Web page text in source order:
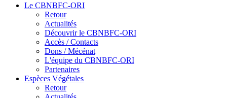
Le CBNBFC-ORI
Retour
Actualités
Découvrir le CBNBFC-ORI
Accès / Contacts
Dons / Mécénat
L'équipe du CBNBFC-ORI
Partenaires
Espèces Végétales
Retour